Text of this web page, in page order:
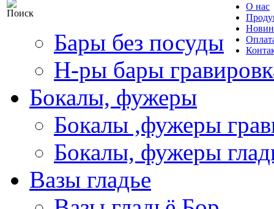
О нас
Бары без посуды
Н-ры бары
Бокалы, фужеры
Бокалы ,фужеры
Бокалы, фужеры
Вазы гладье